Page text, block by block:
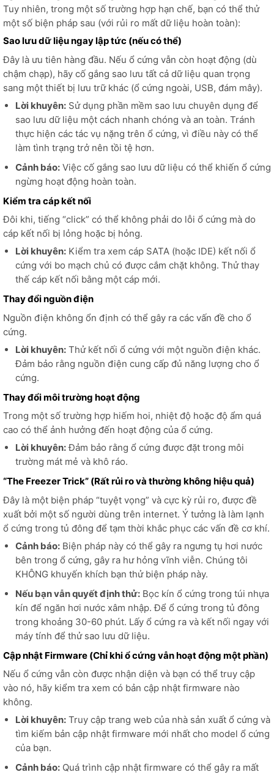
Tuy nhiên, trong một số trường hợp hạn chế, bạn có thể thử
một số biện pháp sau (với rủi ro mất dữ liệu hoàn toàn):
Sao lưu dữ liệu ngay lập tức (nếu có thể)
Đây là ưu tiên hàng đầu. Nếu ổ cứng vẫn còn hoạt động (dù
chậm chạp), hãy cố gắng sao lưu tất cả dữ liệu quan trọng
sang một thiết bị lưu trữ khác (ổ cứng ngoài, USB, đám mây).
Lời khuyên:Sử dụng phần mềm sao lưu chuyên dụng để
sao lưu dữ liệu một cách nhanh chóng và an toàn. Tránh
thực hiện các tác vụ nặng trên ổ cứng, vì điều này có thể
làm tình trạng trở nên tồi tệ hơn.
Cảnh báo:Việc cố gắng sao lưu dữ liệu có thể khiến ổ cứng
ngừng hoạt động hoàn toàn.
Kiểm tra cáp kết nối
Đôi khi, tiếng “click” có thể không phải do lỗi ổ cứng mà do
cáp kết nối bị lỏng hoặc bị hỏng.
Lời khuyên:Kiểm tra xem cáp SATA (hoặc IDE) kết nối ổ
cứng với bo mạch chủ có được cắm chặt không. Thử thay
thế cáp kết nối bằng một cáp mới.
Thay đổi nguồn điện
Nguồn điện không ổn định có thể gây ra các vấn đề cho ổ
cứng.
Lời khuyên:Thử kết nối ổ cứng với một nguồn điện khác.
Đảm bảo rằng nguồn điện cung cấp đủ năng lượng cho ổ
cứng.
Thay đổi môi trường hoạt động
Trong một số trường hợp hiếm hoi, nhiệt độ hoặc độ ẩm quá
cao có thể ảnh hưởng đến hoạt động của ổ cứng.
Lời khuyên:Đảm bảo rằng ổ cứng được đặt trong môi
trường mát mẻ và khô ráo.
“The Freezer Trick” (Rất rủi ro và thường không hiệu quả)
Đây là một biện pháp “tuyệt vọng” và cực kỳ rủi ro, được đề
xuất bởi một số người dùng trên internet. Ý tưởng là làm lạnh
ổ cứng trong tủ đông để tạm thời khắc phục các vấn đề cơ khí.
Cảnh báo:Biện pháp này có thể gây ra ngưng tụ hơi nước
bên trong ổ cứng, gây ra hư hỏng vĩnh viễn. Chúng tôi
KHÔNG khuyến khích bạn thử biện pháp này.
Nếu bạn vẫn quyết định thử:Bọc kín ổ cứng trong túi nhựa
kín để ngăn hơi nước xâm nhập. Để ổ cứng trong tủ đông
trong khoảng 30-60 phút. Lấy ổ cứng ra và kết nối ngay với
máy tính để thử sao lưu dữ liệu.
Cập nhật Firmware (Chỉ khi ổ cứng vẫn hoạt động một phần)
Nếu ổ cứng vẫn còn được nhận diện và bạn có thể truy cập
vào nó, hãy kiểm tra xem có bản cập nhật firmware nào
không.
Lời khuyên:Truy cập trang web của nhà sản xuất ổ cứng và
tìm kiếm bản cập nhật firmware mới nhất cho model ổ cứng
của bạn.
Cảnh báo:Quá trình cập nhật firmware có thể gây ra mất